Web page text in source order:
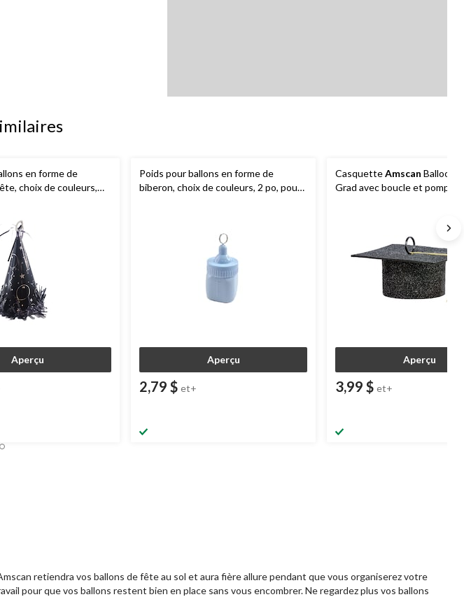
en forme de
choix de couleurs,
Aperçu
Poids pour ballons en forme de
biberon, choix de couleurs, 2 po, pour
Aperçu
2,79 $ et+
CasquetteAmscan Balloon
Grad avec boucle et pompon
Aperçu
3,99 $ et+
retiendra vos ballons de fête au sol et aura fière allure pendant que vous organiserez votre
pour que vos ballons restent bien en place sans vous encombrer. Ne regardez plus vos ballons